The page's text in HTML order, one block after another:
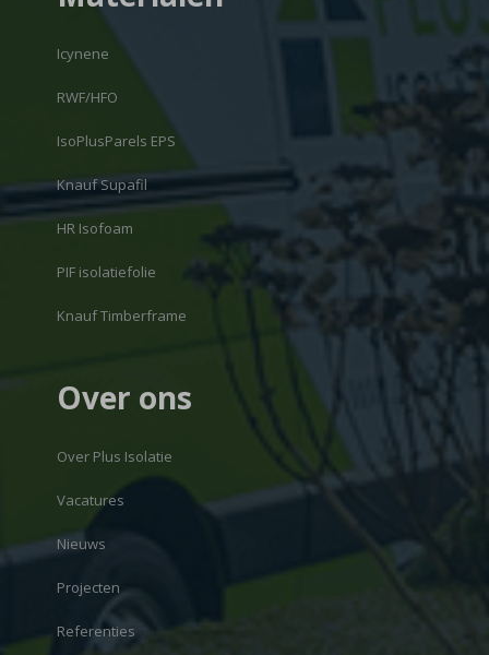
Icynene
RWF/HFO
IsoPlusParels EPS
Knauf Supafil
HR Isofoam
PIF isolatiefolie
Knauf Timberframe
Over ons
Over Plus Isolatie
Vacatures
Nieuws
Projecten
Referenties